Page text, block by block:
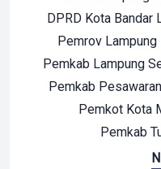
DPRD Kota Bandar
Pemrov Lampung
Pemkab Lampung
Pemkab Pesawaran
Pemkot Kota
Pemkab